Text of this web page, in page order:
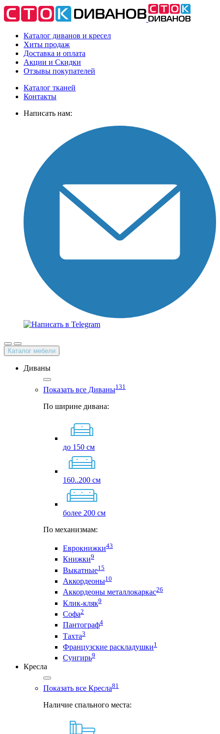
Каталог диванов и кресел
Хиты продаж
Доставка и оплата
Акции и Скидки
Отзывы покупателей
Каталог тканей
Контакты
Написать нам:
Каталог мебели
Диваны
Показать все Диваны131
По ширине дивана:
до 150 см
160..200 см
более 200 см
По механизмам:
Еврокнижки43
Книжки9
Выкатные15
Аккордеоны10
Аккордеоны металлокаркас26
Клик-кляк9
Софа2
Пантограф4
Тахта3
Французские раскладушки1
Сунгирь9
Кресла
Показать все Кресла81
Наличие спального места: